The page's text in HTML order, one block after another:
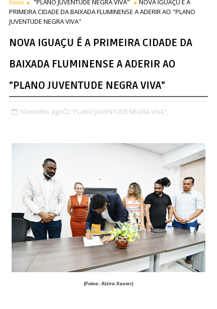
Início "PLANO JUVENTUDE NEGRA VIVA"
NOVA IGUAÇU É A
PRIMEIRA CIDADE DA BAIXADA FLUMINENSE A ADERIR AO "PLANO
JUVENTUDE NEGRA VIVA"
NOVA IGUAÇU É A PRIMEIRA CIDADE DA
BAIXADA FLUMINENSE A ADERIR AO
"PLANO JUVENTUDE NEGRA VIVA"
10 months ago "PLANO JUVENTUDE NEGRA VIVA",
(Fotos: Alziro Xavier)